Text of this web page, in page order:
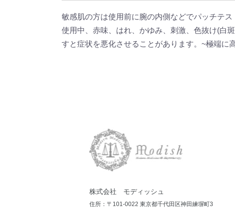
敏感肌の方は使用前に腕の内側などでパッチテ
使用中、赤味、はれ、かゆみ、刺激、色抜け(白
すと症状を悪化させることがあります。~極端に
株式会社 モディッシュ
住所：〒101-0022 東京都千代田区神田練塀町3